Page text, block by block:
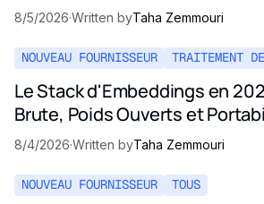
8/5/2026·Written byTaha Zemmouri
NOUVEAU FOURNISSEUR TRAITEMENT
Le Stack d'Embeddings en
Brute, Poids Ouverts et
8/4/2026·Written byTaha Zemmouri
NOUVEAU FOURNISSEUR TOUS